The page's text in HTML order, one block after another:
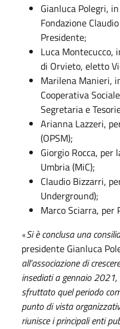
Gianluca Polegri,
Fondazione
Presidente;
Luca Montecucco,
di Orvieto, eletto
Marilena Manieri,
Cooperativa
Segretaria e
Arianna Lazzeri,
(OPSM);
Giorgio Rocca, per
Umbria (MiC);
Claudio Bizzarri,
Underground);
Marco Sciarra, per
«Si è conclusa una
presidente Gianluca
all’associazione di
insediati a gennaio
sfruttato quel periodo
punto di vista
riunisce i principali enti